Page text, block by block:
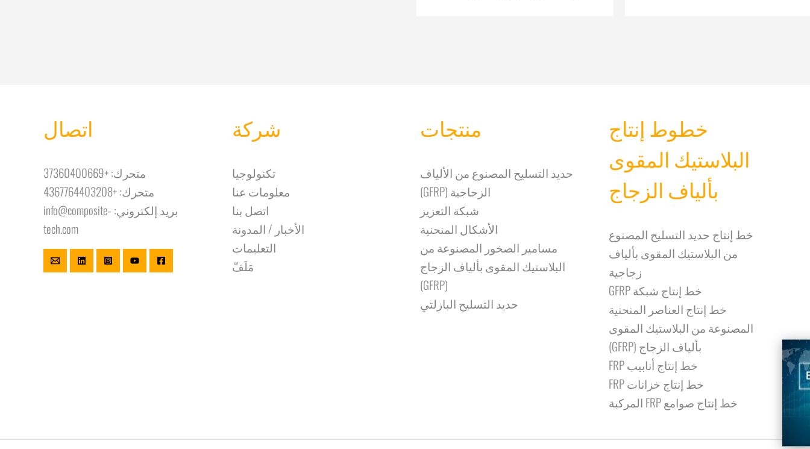
خطوط إنتاج
البلاستيك المقوى
بألياف الزجاج
خط إنتاج حديد التسليح المصنوع
من البلاستيك المقوى بألياف
زجاجية
خط إنتاج شبكة GFRP
خط إنتاج العناصر المنحنية
المصنوعة من البلاستيك المقوى
بألياف الزجاج (GFRP)
خط إنتاج أنابيب FRP
خط إنتاج خزانات FRP
خط إنتاج صوامع FRP المركبة
منتجات
حديد التسليح المصنوع من الألياف
الزجاجية (GFRP)
شبكة التعزيز
الأشكال المنحنية
مسامير الصخور المصنوعة من
البلاستيك المقوى بألياف الزجاج
(GFRP)
حديد التسليح البازلتي
شركة
تكنولوجيا
معلومات عنا
اتصل بنا
الأخبار / المدونة
التعليمات
مَلَفّ
اتصال
متحرك:+37360400669
متحرك:+4367764403208
بريد إلكتروني: info@composite-
tech.com